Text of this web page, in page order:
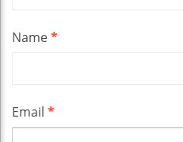
Name*
Email *